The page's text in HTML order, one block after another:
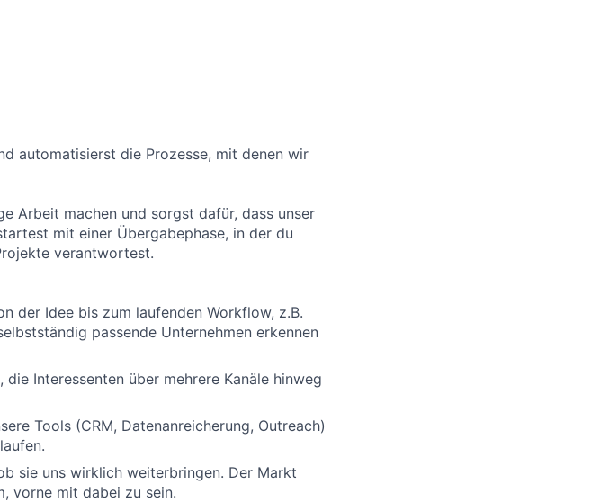
automatisierst die Prozesse, mit denen wir
Arbeit machen und sorgst dafür, dass unser
mit einer Übergabephase, in der du
verantwortest.
der Idee bis zum laufenden Workflow, z.B.
passende Unternehmen erkennen
Interessenten über mehrere Kanäle hinweg
Tools (CRM, Datenanreicherung, Outreach)
sie uns wirklich weiterbringen. Der Markt
vorne mit dabei zu sein.